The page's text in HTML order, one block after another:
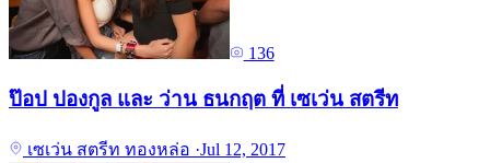
136
ป๊อป ปองกูล และ ว่าน ธนกฤต ที่ เซเว่น สตรีท
เซเว่น สตรีท ทองหล่อ ·Jul 12, 2017